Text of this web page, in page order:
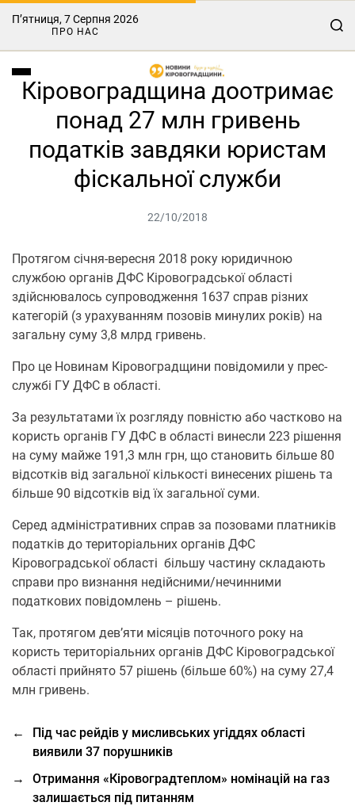
П’ятниця, 7 Серпня 2026
ПРО НАС
Кіровоградщина доотримає
понад 27 млн гривень
податків завдяки юристам
фіскальної служби
22/10/2018
Протягом січня-вересня 2018 року юридичною
службою органів ДФС Кіровоградської області
здійснювалось супроводження 1637 справ різних
категорій (з урахуванням позовів минулих років) на
загальну суму 3,8 млрд гривень.
Про це Новинам Кіровоградщини повідомили у прес-
службі ГУ ДФС в області.
За результатами їх розгляду повністю або частково на
користь органів ГУ ДФС в області винесли 223 рішення
на суму майже 191,3 млн грн, що становить більше 80
відсотків від загальної кількості винесених рішень та
більше 90 відсотків від їх загальної суми.
Серед адміністративних справ за позовами платників
податків до територіальних органів ДФС
Кіровоградської області більшу частину складають
справи про визнання недійсними/нечинними
податкових повідомлень – рішень.
Так, протягом дев’яти місяців поточного року на
користь територіальних органів ДФС Кіровоградської
області прийнято 57 рішень (більше 60%) на суму 27,4
млн гривень.
←
Під час рейдів у мисливських угіддях області
виявили 37 порушників
→
Отримання «Кіровоградтеплом» номінацій на газ
залишається під питанням